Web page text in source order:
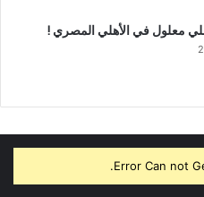
معلول في الأهلي المصري !
Error Can not